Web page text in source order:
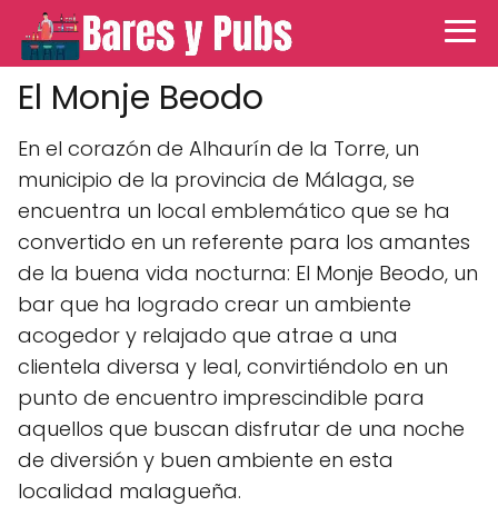
El Monje Beodo
En el corazón de Alhaurín de la Torre, un
municipio de la provincia de Málaga, se
encuentra un local emblemático que se ha
convertido en un referente para los amantes
de la buena vida nocturna: El Monje Beodo, un
bar que ha logrado crear un ambiente
acogedor y relajado que atrae a una
clientela diversa y leal, convirtiéndolo en un
punto de encuentro imprescindible para
aquellos que buscan disfrutar de una noche
de diversión y buen ambiente en esta
localidad malagueña.